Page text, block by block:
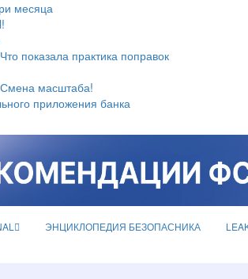
месяца
показала практика поправок
масштаба!
приложения банка
ЭНЦИКЛОПЕДИЯ БЕЗОПАСНИКА